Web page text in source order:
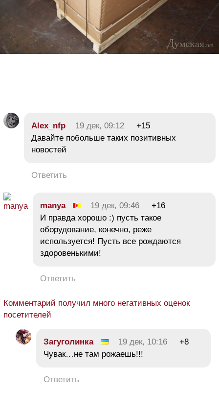
Alex_nfp 19 дек, 09:12
+15
Давайте побольше таких позитивных
новостей
Ответить
manya 19 дек, 09:46
+16
И правда хорошо :) пусть такое
оборудование, конечно, реже
используется! Пусть все рождаются
здоровенькими!
Ответить
Комментарий получил много негативных оценок
посетителей
Загуголинка 19 дек, 10:16
+8
Чувак…не там рожаешь!!!
Ответить